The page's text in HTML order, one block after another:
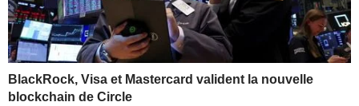
BlackRock, Visa et Mastercard valident la nouvelle
blockchain de Circle